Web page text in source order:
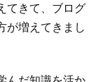
てきて、ブログ
が増えてきまし